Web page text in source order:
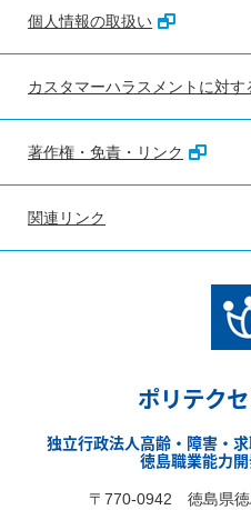
個人情報の取扱い
カスタマーハラスメントに対す
著作権・免責・リンク
関連リンク
ポリテク
独立行政法人高齢・障害・
徳島職業能力
〒770-0942 徳島県徳